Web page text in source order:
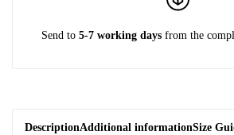
Send to 5-7 working days from the
DescriptionAdditional informationSize